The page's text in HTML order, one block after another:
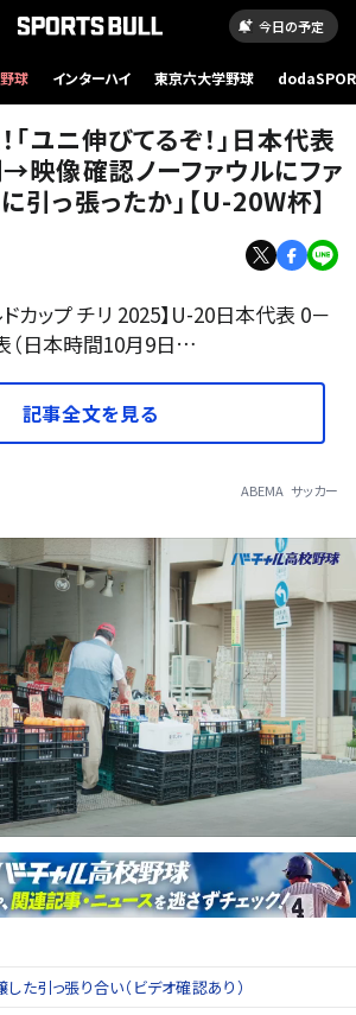
今日の予定
球 インターハイ 東京六大学野球
ユニ伸びてるぞ！」日本代表
映像確認ノーファウルにファ
引っ張ったか」【U-20W杯】
カップ チリ 2025】U-20日本代表 0－
（日本時間10月9日…
記事全文を見る
ABEMA サッカー
た引っ張り合い（ビデオ確認あり）